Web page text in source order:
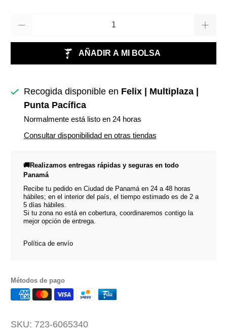
AÑADIR A MI BOLSA
Recogida disponible en Felix | Multiplaza |
Punta Pacífica
Normalmente está listo en 24 horas
Consultar disponibilidad en otras tiendas
🚚Realizamos entregas rápidas y seguras en todo
Panamá
Recibe tu pedido en Ciudad de Panamá en 24 a 48 horas
hábiles; en el interior del país, el tiempo estimado es de 2 a
5 días hábiles.
Si tu zona no está en cobertura, coordinaremos contigo la
mejor opción de entrega.
Política de envío
Métodos de pago
SKU: 723-6065340